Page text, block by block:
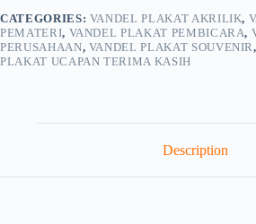
PA147
quantity
CATEGORIES: VANDEL PLAKAT AKRILIK,
PEMATERI, VANDEL PLAKAT PEMBICARA,
PERUSAHAAN, VANDEL PLAKAT SOUVENIR
PLAKAT UCAPAN TERIMA KASIH
Description